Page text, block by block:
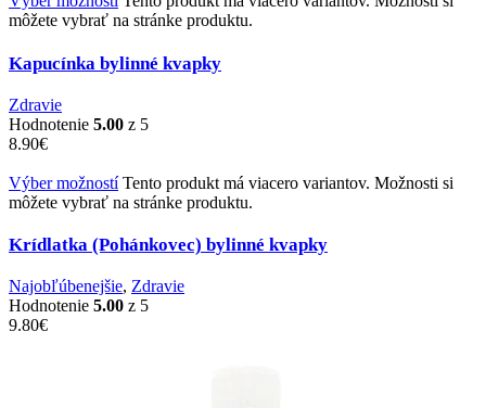
môžete vybrať na stránke produktu.
Kapucínka bylinné kvapky
Zdravie
Hodnotenie 5.00 z 5
8.90€
Výber možností Tento produkt má viacero variantov. Možnosti si
môžete vybrať na stránke produktu.
Krídlatka (Pohánkovec) bylinné kvapky
Najobľúbenejšie, Zdravie
Hodnotenie 5.00 z 5
9.80€